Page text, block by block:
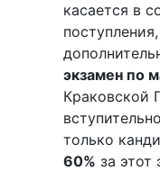
касается в
экзамен по
Краковской
только
60% за этот